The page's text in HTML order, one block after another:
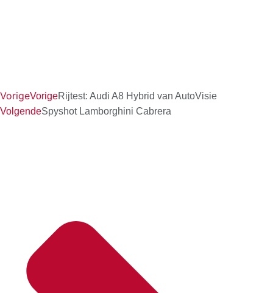
VorigeVorigeRijtest: Audi A8 Hybrid van AutoVisie
VolgendeSpyshot Lamborghini Cabrera